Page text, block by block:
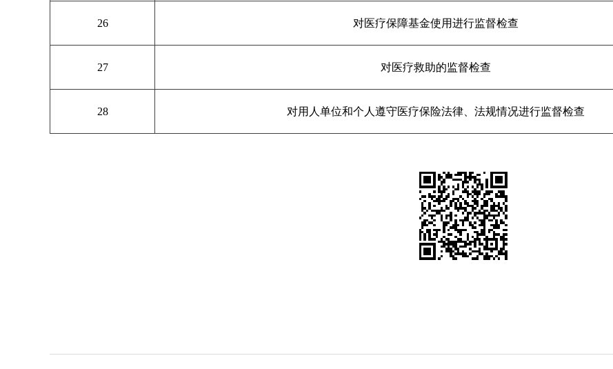
26 对医疗保障基金使用进行监督检查
27 对医疗救助的监督检查
28 对用人单位和个人遵守医疗保险法律、法规情况进行监督检查